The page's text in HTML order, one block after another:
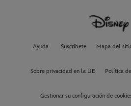
Ayuda Suscríbete Mapa del
Sobre privacidad en la UE Política
Gestionar su configuración de